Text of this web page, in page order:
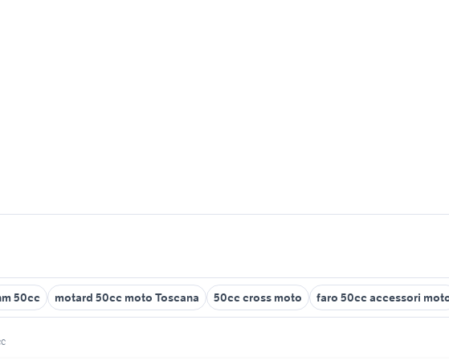
50cc motard 50cc moto Toscana 50cc cross moto faro 50cc accessori